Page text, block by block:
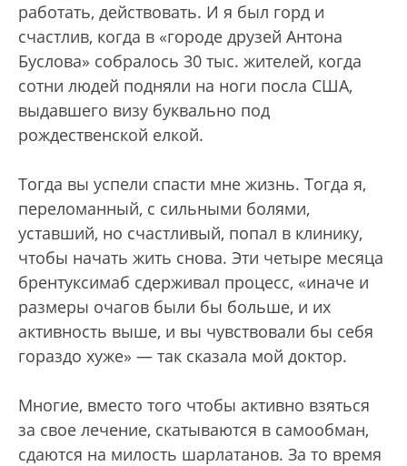
работать, действовать. И я был горд и
счастлив, когда в «городе друзей Антона
Буслова» собралось 30 тыс. жителей, когда
сотни людей подняли на ноги посла США,
выдавшего визу буквально под
рождественской елкой.
Тогда вы успели спасти мне жизнь. Тогда я,
переломанный, с сильными болями,
уставший, но счастливый, попал в клинику,
чтобы начать жить снова. Эти четыре месяца
брентуксимаб сдерживал процесс, «иначе и
размеры очагов были бы больше, и их
активность выше, и вы чувствовали бы себя
гораздо хуже» — так сказала мой доктор.
Многие, вместо того чтобы активно взяться
за свое лечение, скатываются в самообман,
сдаются на милость шарлатанов. За то время